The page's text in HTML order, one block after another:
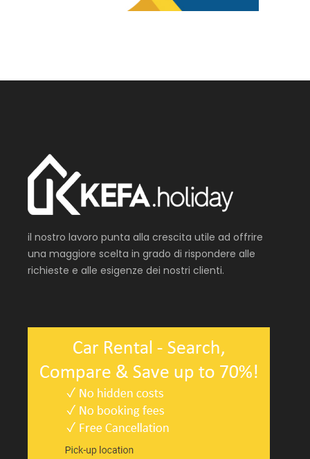
il nostro lavoro punta alla crescita utile ad offrire
una maggiore scelta in grado di rispondere alle
richieste e alle esigenze dei nostri clienti.